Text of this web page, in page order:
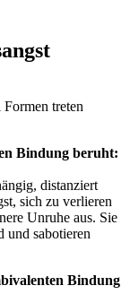
treten
Bindung beruht:
distanziert
sich zu verlieren
Unruhe aus. Sie
und sabotieren
Bindung